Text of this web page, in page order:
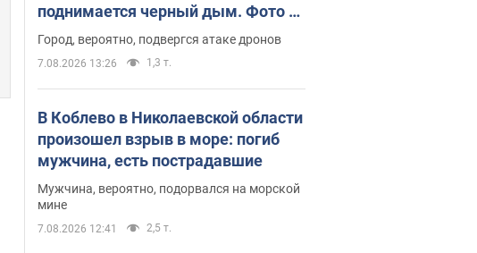
поднимается черный дым. Фото и
видео
Город, вероятно, подвергся атаке дронов
7.08.2026 13:26 1,3 т.
В Коблево в Николаевской области
произошел взрыв в море: погиб
мужчина, есть пострадавшие
Мужчина, вероятно, подорвался на морской
мине
7.08.2026 12:41 2,5 т.